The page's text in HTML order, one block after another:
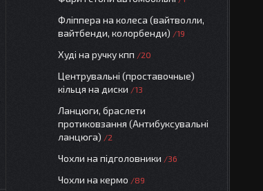
Фліппера на колеса (вайтволли,
вайтбенди, колорбенди)
19
Худі на ручку кпп 20
Центрувальні (проставочные)
кільця на диски
13
Ланцюги, браслети
протиковзання (Антибуксувальні
ланцюга)
2
Чохли на підголовники 36
Чохли на кермо 89